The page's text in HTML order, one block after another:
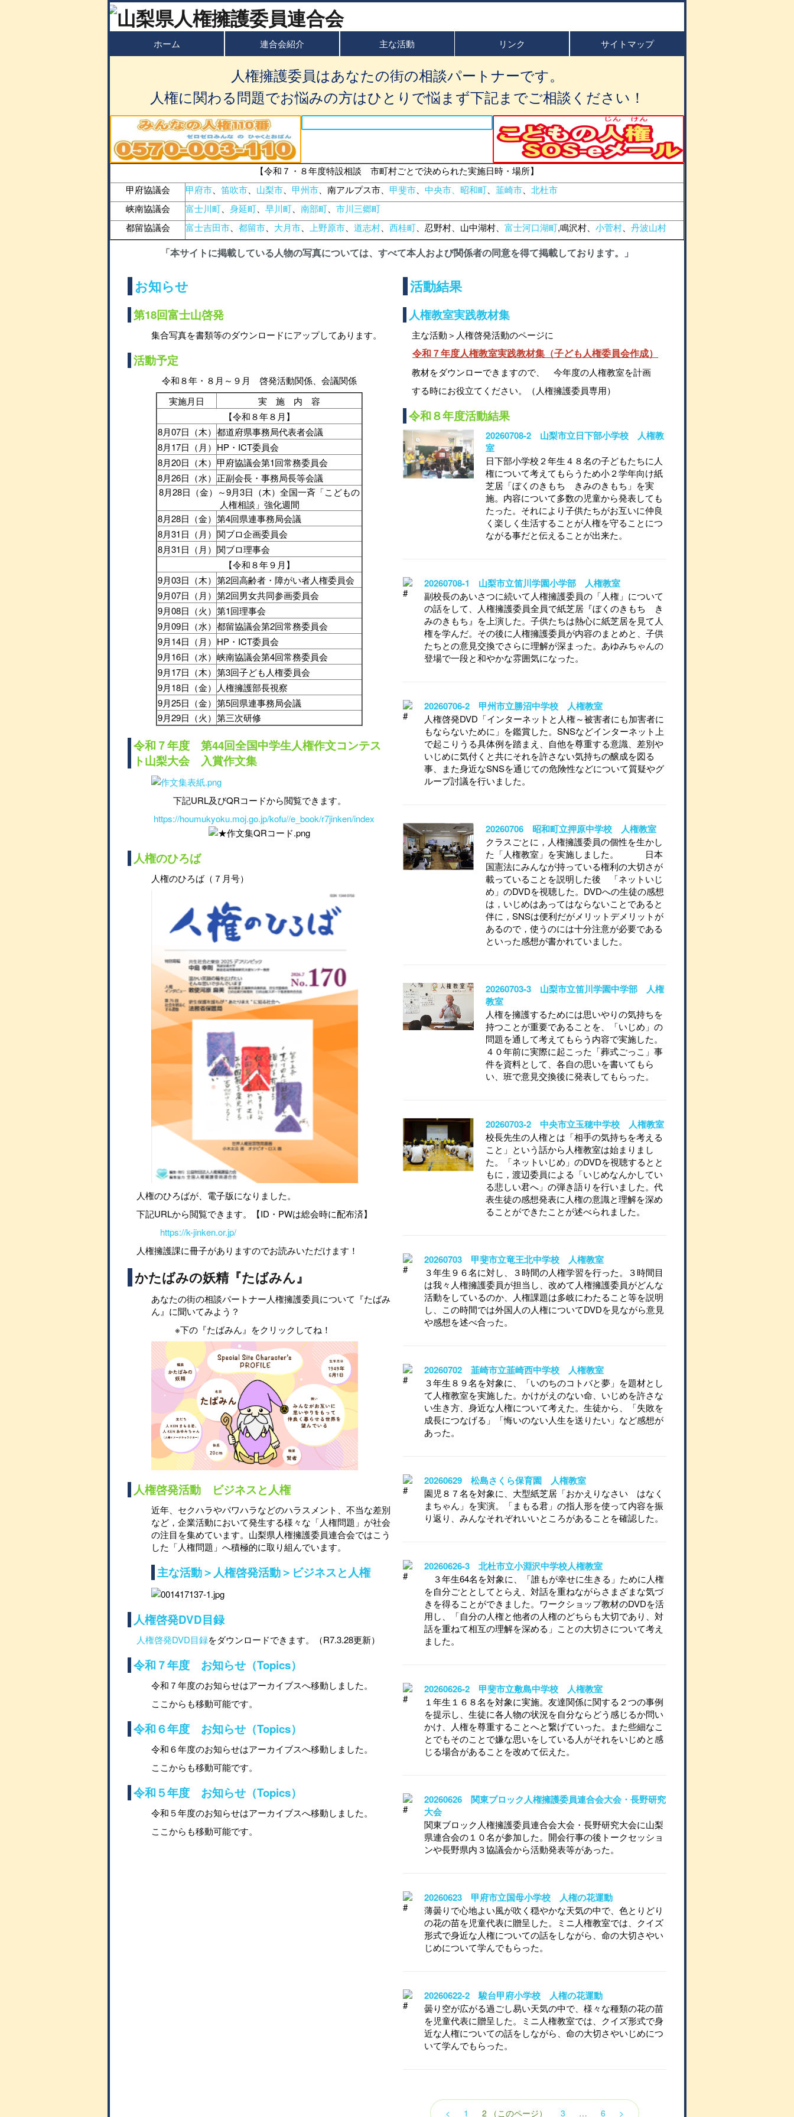
ホーム 連合会紹介 主な活動 リンク サイトマップ
人権擁護委員はあなたの街の相談パートナーです。
人権に関わる問題でお悩みの方はひとりで悩まず下記までご相談ください！
【令和７・８年度特設相談 市町村ごとで決められた実施日時・場所】
甲府協議会
甲府市 笛吹市 山梨市 甲州市 、南アルプス市、 甲斐市 中央市、昭和町 韮崎市
北杜市
峡南協議会
富士川町 身延町 早川町 南部町
市川三郷町
都留協議会
富士吉田市 都留市 大月市 上野原市 道志村 西桂町 、忍野村、山中湖村、 富士河口湖町,鳴沢村、 小菅村 丹波山村
「本サイトに掲載している人物の写真については、すべて本人および関係者の同意を得て掲載しております。」
お知らせ
第18回富士山啓発
集合写真を書類等のダウンロードにアップしてあります。
活動予定
令和８年・８月～９月 啓発活動関係、会議関係
実施月日
実 施 内 容
【令和８年８月】
8月07日（木） 都道府県事務局代表者会議
8月17日（月） HP・ICT委員会
8月20日（木） 甲府協議会第1回常務委員会
8月26日（水） 正副会長・事務局長等会議
8月28日（金）～9月3日（木）全国一斉「こどもの
人権相談」強化週間
8月28日（金） 第4回県連事務局会議
8月31日（月） 関ブロ企画委員会
8月31日（月） 関ブロ理事会
【令和８年９月】
9月03日（木） 第2回高齢者・障がい者人権委員会
9月07日（月） 第2回男女共同参画委員会
9月08日（火） 第1回理事会
9月09日（水） 都留協議会第2回常務委員会
9月14日（月） HP・ICT委員会
9月16日（水） 峡南協議会第4回常務委員会
9月17日（木） 第3回子ども人権委員会
9月18日（金）
人権擁護部長視察
9月25日（金） 第5回県連事務局会議
9月29日（火） 第三次研修
令和７年度 第44回全国中学生人権作文コンテス
ト山梨大会 入賞作文集
下記URL及びQRコードから閲覧できます。
https://houmukyoku.moj.go.jp/kofu//e_book/r7jinken/index
人権のひろば
人権のひろば（７月号）
人権のひろばが、電子版になりました。
下記URLから閲覧できます。【ID・PWは総会時に配布済】
https://k-jinken.or.jp/
人権擁護課に冊子がありますのでお読みいただけます！
かたばみの妖精『たばみん』
あなたの街の相談パートナー人権擁護委員について『たばみ
ん』に聞いてみよう？
※下の『たばみん』をクリックしてね！
人権啓発活動 ビジネスと人権
近年、セクハラやパワハラなどのハラスメント、不当な差別
など，企業活動において発生する様々な「人権問題」が社会
の注目を集めています。山梨県人権擁護委員連合会ではこう
した「人権問題」へ積極的に取り組んでいます。
主な活動＞人権啓発活動＞ビジネスと人権
人権啓発DVD目録
人権啓発DVD目録をダウンロードできます。（R7.3.28更新）
令和７年度 お知らせ（Topics）
令和７年度のお知らせはアーカイブスへ移動しました。
ここからも移動可能です。
令和６年度 お知らせ（Topics）
令和６年度のお知らせはアーカイブスへ移動しました。
ここからも移動可能です。
令和５年度 お知らせ（Topics）
令和５年度のお知らせはアーカイブスへ移動しました。
ここからも移動可能です。
活動結果
人権教室実践教材集
主な活動＞人権啓発活動のページに
令和７年度人権教室実践教材集（子ども人権委員会作成）
教材をダウンローできますので、 今年度の人権教室を計画
する時にお役立てください。（人権擁護委員専用）
令和８年度活動結果
20260708-2 山梨市立日下部小学校 人権教
室
日下部小学校２年生４８名の子どもたちに人
権について考えてもらうため小２学年向け紙
芝居「ぼくのきもち きみのきもち」を実
施。内容について多数の児童から発表しても
たった。それにより子供たちがお互いに仲良
く楽しく生活することが人権を守ることにつ
ながる事だと伝えることが出来た。
20260708-1 山梨市立笛川学園小学部 人権教室
副校長のあいさつに続いて人権擁護委員の「人権」について
の話をして、人権擁護委員全員で紙芝居『ぼくのきもち き
みのきもち』を上演した。子供たちは熱心に紙芝居を見て人
権を学んだ。その後に人権擁護委員が内容のまとめと、子供
たちとの意見交換でさらに理解が深まった。あゆみちゃんの
登場で一段と和やかな雰囲気になった。
20260706-2 甲州市立勝沼中学校 人権教室
人権啓発DVD「インターネットと人権～被害者にも加害者に
もならないために」を鑑賞した。SNSなどインターネット上
で起こりうる具体例を踏まえ、自他を尊重する意識、差別や
いじめに気付くと共にそれを許さない気持ちの醸成を図る
事、また身近なSNSを通じての危険性などについて質疑やグ
ループ討議を行いました。
20260706 昭和町立押原中学校 人権教室
クラスごとに，人権擁護委員の個性を生かし
た「人権教室」を実施しました。 日本
国憲法にみんなが持っている権利の大切さが
載っていることを説明した後 「ネットいじ
め」のDVDを視聴した。DVDへの生徒の感想
は，いじめはあってはならないことであると
伴に，SNSは便利だがメリットデメリットが
あるので，使うのには十分注意が必要である
といった感想が書かれていました。
20260703-3 山梨市立笛川学園中学部 人権
教室
人権を擁護するためには思いやりの気持ちを
持つことが重要であることを、「いじめ」の
問題を通して考えてもらう内容で実施した。
４０年前に実際に起こった「葬式ごっこ」事
件を資料として、各自の思いを書いてもら
い、班で意見交換後に発表してもらった。
20260703-2 中央市立玉穂中学校 人権教室
校長先生の人権とは「相手の気持ちを考える
こと」という話から人権教室は始まりまし
た。「ネットいじめ」のDVDを視聴するとと
もに，渡辺委員による「いじめなんかしてい
る悲しい君へ」の弾き語りを行いました。代
表生徒の感想発表に人権の意識と理解を深め
ることができたことが述べられました。
20260703 甲斐市立竜王北中学校 人権教室
３年生９６名に対し、３時間の人権学習を行った。３時間目
は我々人権擁護委員が担当し、改めて人権擁護委員がどんな
活動をしているのか、人権課題は多岐にわたること等を説明
し、この時間では外国人の人権についてDVDを見ながら意見
や感想を述べ合った。
20260702 韮崎市立韮崎西中学校 人権教室
３年生８９名を対象に、「いのちのコトバと夢」を題材とし
て人権教室を実施した。かけがえのない命、いじめを許さな
い生き方、身近な人権について考えた。生徒から、「失敗を
成長につなげる」「悔いのない人生を送りたい」など感想が
あった。
20260629 松島さくら保育園 人権教室
園児８７名を対象に、大型紙芝居「おかえりなさい はなく
まちゃん」を実演。「まもる君」の指人形を使って内容を振
り返り、みんなそれぞれいいところがあることを確認した。
20260626-3 北杜市立小淵沢中学校人権教室
３年生64名を対象に、「誰もが幸せに生きる」ために人権
を自分ごととしてとらえ、対話を重ねながらさまざまな気づ
きを得ることができました。ワークショップ教材のDVDを活
用し、「自分の人権と他者の人権のどちらも大切であり、対
話を重ねて相互の理解を深める」ことの大切さについて考え
ました。
20260626-2 甲斐市立敷島中学校 人権教室
１年生１６８名を対象に実施。友達関係に関する２つの事例
を提示し、生徒に各人物の状況を自分ならどう感じるか問い
かけ、人権を尊重することへと繋げていった。また些細なこ
とでもそのことで嫌な思いをしている人がそれをいじめと感
じる場合があることを改めて伝えた。
20260626 関東ブロック人権擁護委員連合会大会・長野研究
大会
関東ブロック人権擁護委員連合会大会・長野研究大会に山梨
県連合会の１０名が参加した。開会行事の後トークセッショ
ンや長野県内３協議会から活動発表等があった。
20260623 甲府市立国母小学校 人権の花運動
薄曇りで心地よい風が吹く穏やかな天気の中で、色とりどり
の花の苗を児童代表に贈呈した。ミニ人権教室では、クイズ
形式で身近な人権についての話をしながら、命の大切さやい
じめについて学んでもらった。
20260622-2 駿台甲府小学校 人権の花運動
曇り空が広がる過ごし易い天気の中で、様々な種類の花の苗
を児童代表に贈呈した。ミニ人権教室では、クイズ形式で身
近な人権についての話をしながら、命の大切さやいじめにつ
いて学んでもらった。
< 1 2 （このページ） 3 … 6 >